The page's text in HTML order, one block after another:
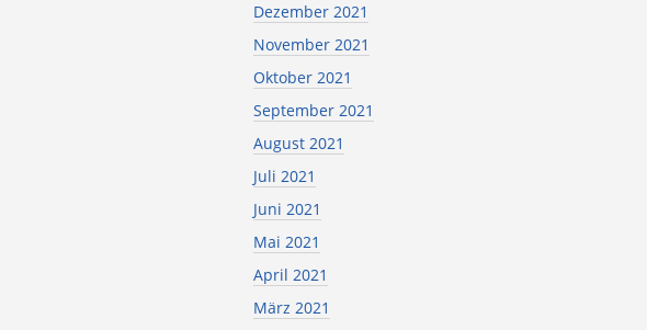
Dezember 2021
November 2021
Oktober 2021
September 2021
August 2021
Juli 2021
Juni 2021
Mai 2021
April 2021
März 2021